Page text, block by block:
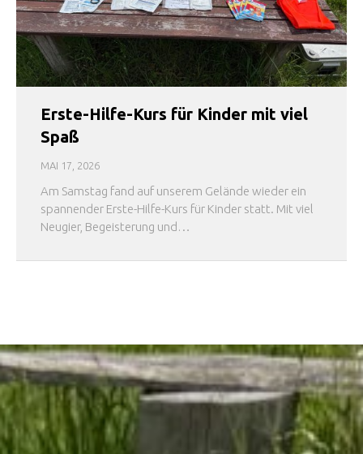
Erste-Hilfe-Kurs für Kinder mit viel
Spaß
MAI 17, 2026
Am Samstag fand auf unserem Gelände wieder ein
spannender Erste-Hilfe-Kurs für Kinder statt. Mit viel
Neugier, Begeisterung und…